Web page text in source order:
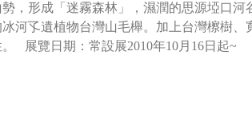
，形成「迷霧森林」，濕潤的思源埡口
河孓遺植物台灣山毛櫸。加上台灣檫樹
展覽日期：常設展2010年10月16日起~